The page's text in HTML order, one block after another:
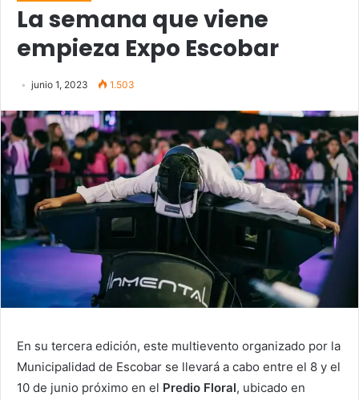
La semana que viene
empieza Expo Escobar
junio 1, 2023 1.503
En su tercera edición, este multievento organizado por la
Municipalidad de Escobar se llevará a cabo entre el 8 y el
10 de junio próximo en el Predio Floral, ubicado en